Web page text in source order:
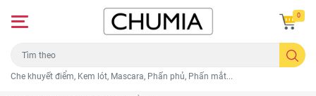
Che khuyết điểm, Kem lót, Mascara, Phấn phủ, Phấn mắt...
0